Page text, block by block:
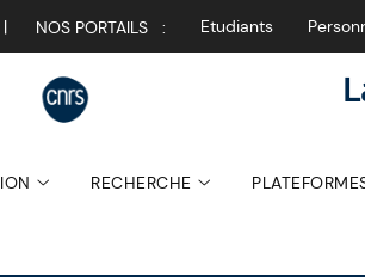
NOS PORTAILS : Etudiants
RECHERCHE